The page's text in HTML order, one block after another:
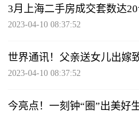
3月上海二手房成交套数达
2023-04-10 08:37:52
世界通讯！父亲送女儿出嫁
2023-04-10 08:37:52
今亮点！一刻钟“圈”出美好